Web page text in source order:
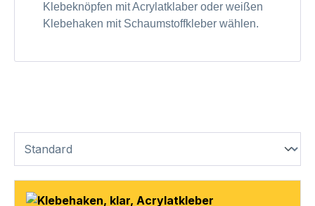
Klebeknöpfen mit Acrylatklaber oder weißen
Klebehaken mit Schaumstoffkleber wählen.